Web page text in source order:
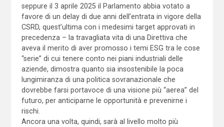
seppure il 3 aprile 2025 il Parlamento abbia votato a
favore di un delay di due anni dell’entrata in vigore della
CSRD, quest’ultima con i medesimi target approvati in
precedenza – la travagliata vita di una Direttiva che
aveva il merito di aver promosso i temi ESG tra le cose
“serie” di cui tenere conto nei piani industriali delle
aziende, dimostra quanto sia insostenibile la poca
lungimiranza di una politica sovranazionale che
dovrebbe farsi portavoce di una visione più “aerea” del
futuro, per anticiparne le opportunità e prevenirne i
rischi.
Ancora una volta, quindi, sarà al livello molto più